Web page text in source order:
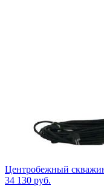
Центробежный
34 130 руб.